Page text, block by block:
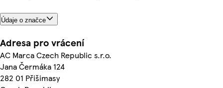
Údaje o značce
Adresa pro vrácení
AC Marca Czech Republic s.r.o.
Jana Čermáka 124
282 01 Přišimasy